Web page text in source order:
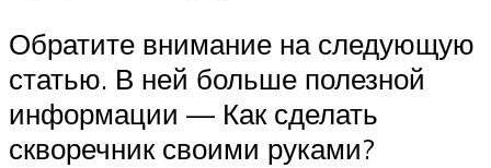
Обратите внимание на следующую
статью. В ней больше полезной
информации — Как сделать
скворечник своими руками?